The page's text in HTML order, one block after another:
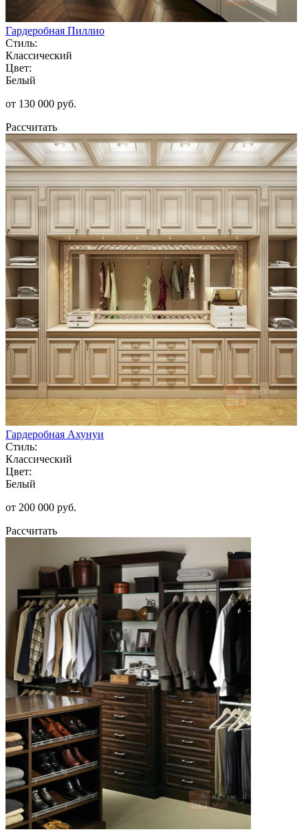
Гардеробная Пиллио
Стиль:
Классический
Цвет:
Белый
от 130 000 руб.
Рассчитать
Гардеробная Ахунуи
Стиль:
Классический
Цвет:
Белый
от 200 000 руб.
Рассчитать